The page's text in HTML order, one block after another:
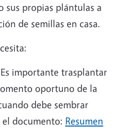
sus propias plántulas a
de semillas en casa.
Es importante trasplantar
oportuno de la
debe sembrar
documento: Resumen